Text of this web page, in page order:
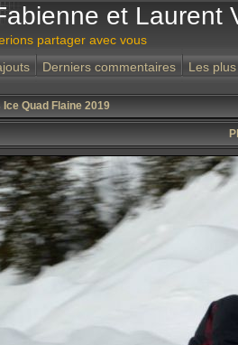
et Laurent
partager avec vous
Derniers commentaires Les
Quad Flaine 2019